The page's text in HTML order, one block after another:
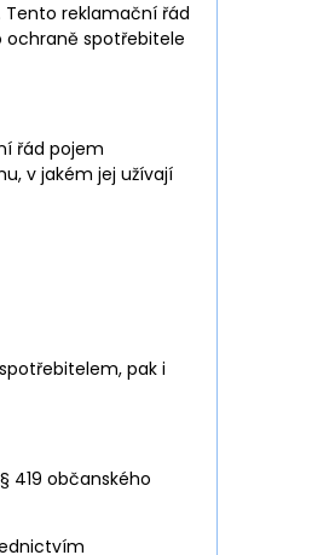
reklamační řád
ochraně spotřebitele
řád pojem
v jakém jej užívají
pak i
419 občanského